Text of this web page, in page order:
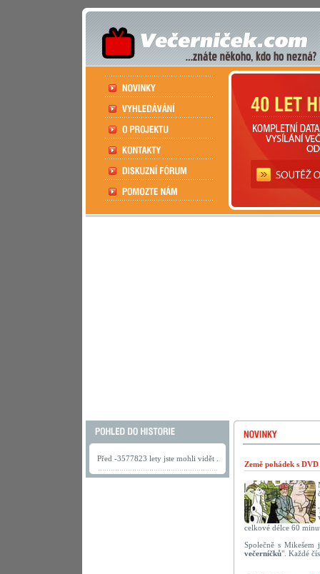
Před -3577823 lety jste mohli vidět .
Země pohádek s
celkové délce 60
Společně s
večerníčků". Každé